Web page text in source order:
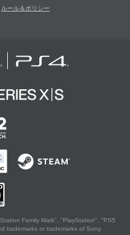
ルール＆ポリシー
Family Mark", "PlayStation", "PS5
trademarks or trademarks of Sony